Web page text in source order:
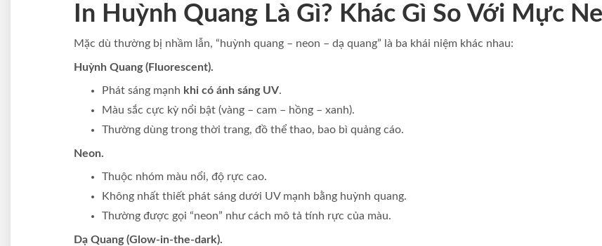
In Huỳnh Quang Là Gì? Khác Gì So Với Mực
Mặc dù thường bị nhầm lẫn, “huỳnh quang – neon – dạ quang” là ba khái niệm khác nhau:
Huỳnh Quang (Fluorescent).
Phát sáng mạnh khi có ánh sáng UV.
Màu sắc cực kỳ nổi bật (vàng – cam – hồng – xanh).
Thường dùng trong thời trang, đồ thể thao, bao bì quảng cáo.
Neon.
Thuộc nhóm màu nổi, độ rực cao.
Không nhất thiết phát sáng dưới UV mạnh bằng huỳnh quang.
Thường được gọi “neon” như cách mô tả tính rực của màu.
Dạ Quang (Glow-in-the-dark).